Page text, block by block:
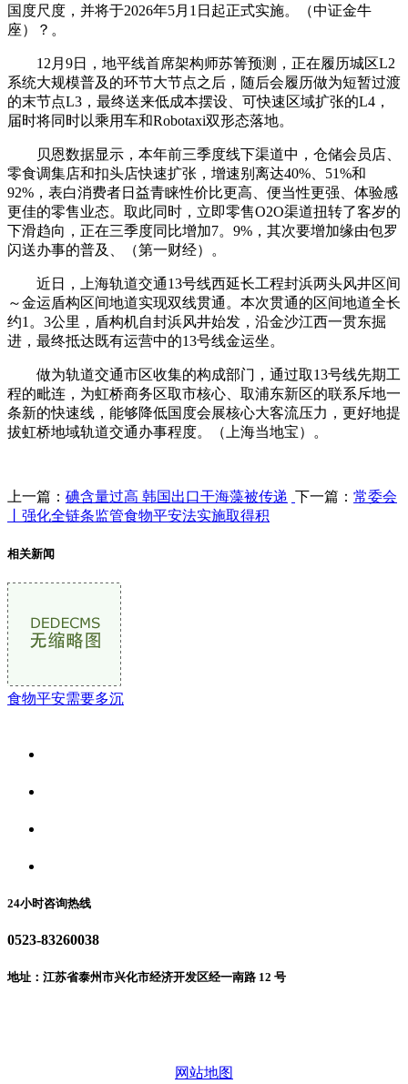
国度尺度，并将于2026年5月1日起正式实施。（中证金牛
座）？。
12月9日，地平线首席架构师苏箐预测，正在履历城区L2
系统大规模普及的环节大节点之后，随后会履历做为短暂过渡
的末节点L3，最终送来低成本摆设、可快速区域扩张的L4，
届时将同时以乘用车和Robotaxi双形态落地。
贝恩数据显示，本年前三季度线下渠道中，仓储会员店、
零食调集店和扣头店快速扩张，增速别离达40%、51%和
92%，表白消费者日益青睐性价比更高、便当性更强、体验感
更佳的零售业态。取此同时，立即零售O2O渠道扭转了客岁的
下滑趋向，正在三季度同比增加7。9%，其次要增加缘由包罗
闪送办事的普及、（第一财经）。
近日，上海轨道交通13号线西延长工程封浜两头风井区间
～金运盾构区间地道实现双线贯通。本次贯通的区间地道全长
约1。3公里，盾构机自封浜风井始发，沿金沙江西一贯东掘
进，最终抵达既有运营中的13号线金运坐。
做为轨道交通市区收集的构成部门，通过取13号线先期工
程的毗连，为虹桥商务区取市核心、取浦东新区的联系斥地一
条新的快速线，能够降低国度会展核心大客流压力，更好地提
拔虹桥地域轨道交通办事程度。（上海当地宝）。
上一篇： 碘含量过高 韩国出口干海藻被传递 下一篇： 常委会
丨强化全链条监管食物平安法实施取得积
相关新闻
食物平安需要多沉
24小时咨询热线
0523-83260038
地址：江苏省泰州市兴化市经济开发区经一南路 12 号
网站地图